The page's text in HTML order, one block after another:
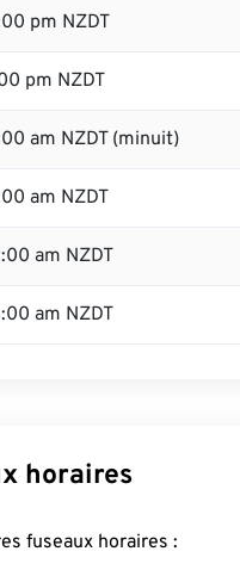
pm NZDT
pm NZDT
am NZDT (minuit)
am NZDT
am NZDT
am NZDT
horaires
fuseaux horaires :